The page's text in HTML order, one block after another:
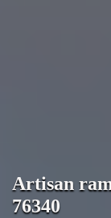
Artisan
76340